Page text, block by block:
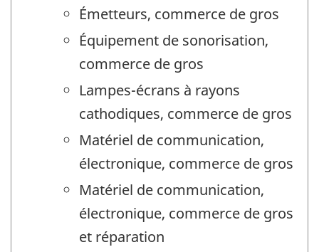
Émetteurs, commerce de gros
Équipement de sonorisation,
commerce de gros
Lampes-écrans à rayons
cathodiques, commerce de gros
Matériel de communication,
électronique, commerce de gros
Matériel de communication,
électronique, commerce de gros
et réparation